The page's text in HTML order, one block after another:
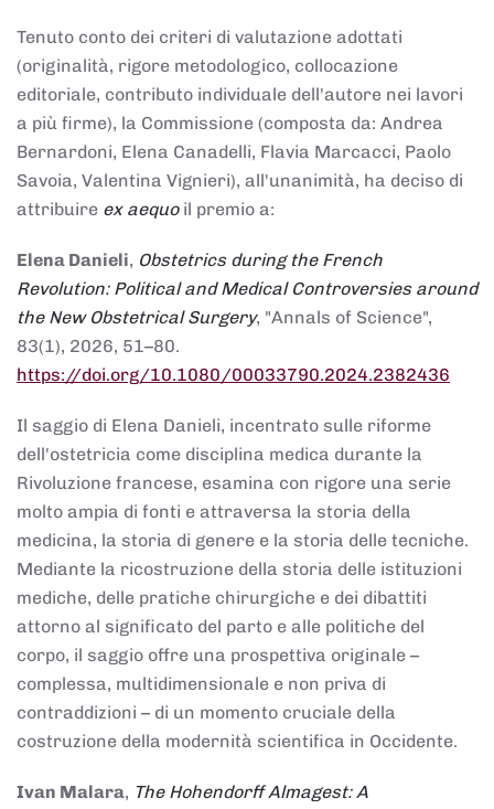
Tenuto conto dei criteri di valutazione adottati
(originalità, rigore metodologico, collocazione
editoriale, contributo individuale dell'autore nei lavori
a più firme), la Commissione (composta da: Andrea
Bernardoni, Elena Canadelli, Flavia Marcacci, Paolo
Savoia, Valentina Vignieri), all'unanimità, ha deciso di
attribuire ex aequoil premio a:
Elena Danieli, Obstetrics during the French
Revolution: Political and Medical Controversies around
the New Obstetrical Surgery, "Annals of Science",
83(1), 2026, 51–80.
https://doi.org/10.1080/00033790.2024.2382436
Il saggio di Elena Danieli, incentrato sulle riforme
dell'ostetricia come disciplina medica durante la
Rivoluzione francese, esamina con rigore una serie
molto ampia di fonti e attraversa la storia della
medicina, la storia di genere e la storia delle tecniche.
Mediante la ricostruzione della storia delle istituzioni
mediche, delle pratiche chirurgiche e dei dibattiti
attorno al significato del parto e alle politiche del
corpo, il saggio offre una prospettiva originale –
complessa, multidimensionale e non priva di
contraddizioni – di un momento cruciale della
costruzione della modernità scientifica in Occidente.
Ivan Malara, The Hohendorff Almagest: A